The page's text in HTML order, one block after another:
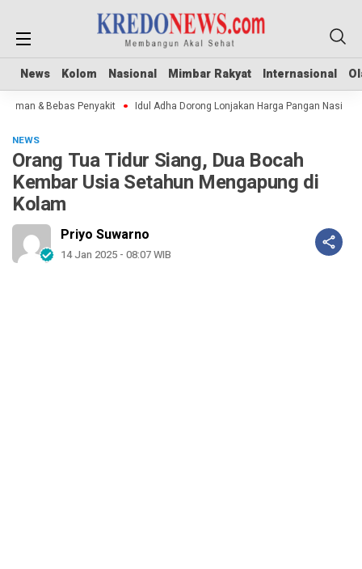
News Kolom Nasional Mimbar Rakyat Internasional
News Kolom Nasional Mimbar Rakyat Internasional
& Bebas Penyakit Idul Adha Dorong Lonjakan Harga Pangan Nasional
NEWS
Orang Tua Tidur Siang, Dua Bocah
Kembar Usia Setahun Mengapung di
Kolam
Priyo Suwarno
14 Jan 2025 - 08:07 WIB